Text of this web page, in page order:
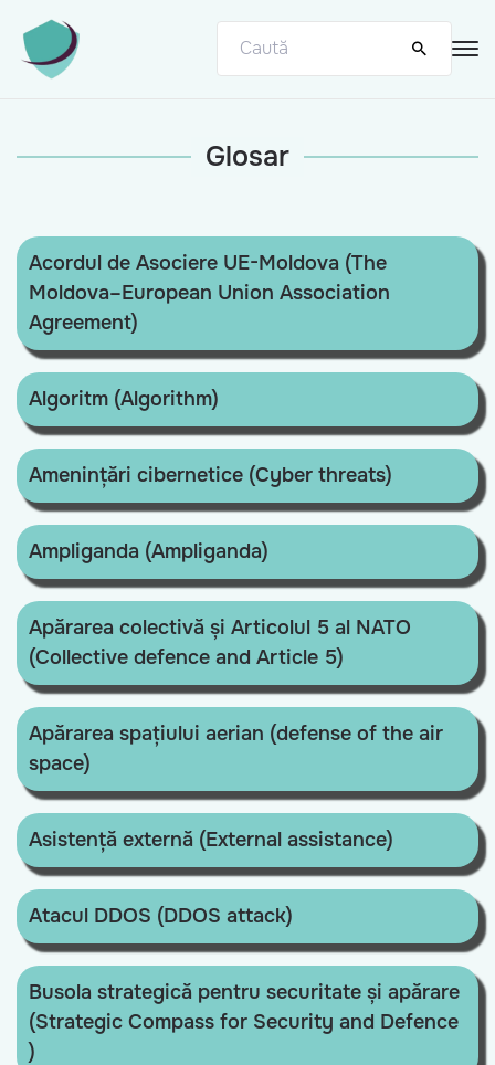
Glosar
Acordul de Asociere UE-Moldova (The
Moldova–European Union Association
Agreement)
Algoritm (Algorithm)
Amenințări cibernetice (Cyber threats)
Ampliganda (Ampliganda)
Apărarea colectivă și Articolul 5 al NATO
(Collective defence and Article 5)
Apărarea spațiului aerian (defense of the air
space)
Asistență externă (External assistance)
Atacul DDOS (DDOS attack)
Busola strategică pentru securitate și apărare
(Strategic Compass for Security and Defence
)